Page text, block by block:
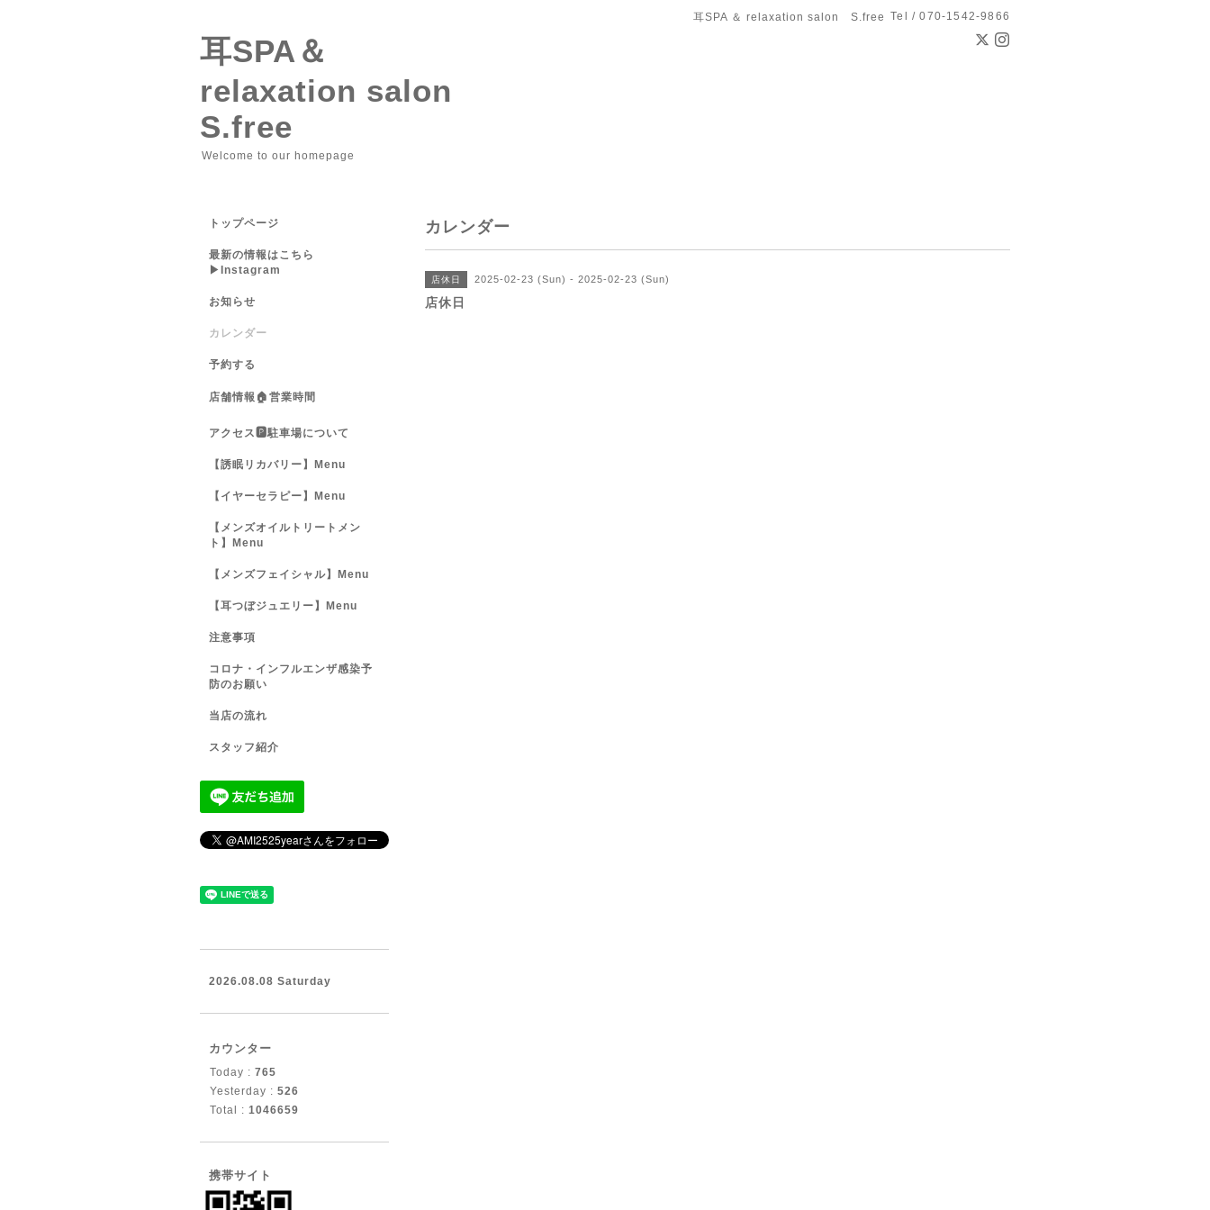
耳SPA ＆ relaxation salon S.free Tel / 070-1542-9866
耳SPA＆
relaxation salon
S.free
Welcome to our homepage
カレンダー
店休日 2025-02-23 (Sun) - 2025-02-23 (Sun)
店休日
トップページ
最新の情報はこちら
▶︎Instagram
お知らせ
カレンダー
予約する
店舗情報🏠営業時間
アクセス🅿️駐車場について
【誘眠リカバリー】Menu
【イヤーセラピー】Menu
【メンズオイルトリートメン
ト】Menu
【メンズフェイシャル】Menu
【耳つぼジュエリー】Menu
注意事項
コロナ・インフルエンザ感染予
防のお願い
当店の流れ
スタッフ紹介
2026.08.08 Saturday
カウンター
Today : 765
Yesterday : 526
Total : 1046659
携帯サイト